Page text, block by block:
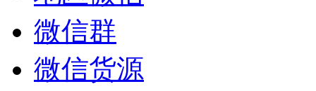
微信群
微信货源